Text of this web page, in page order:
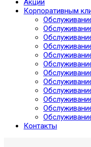
Акции
Корпоративным
Контакты